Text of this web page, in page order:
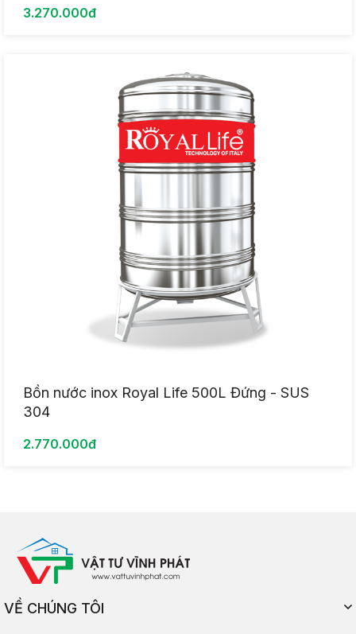
3.270.000đ
Bồn nước inox Royal Life 500L Đứng - SUS
304
2.770.000đ
VỀ CHÚNG TÔI